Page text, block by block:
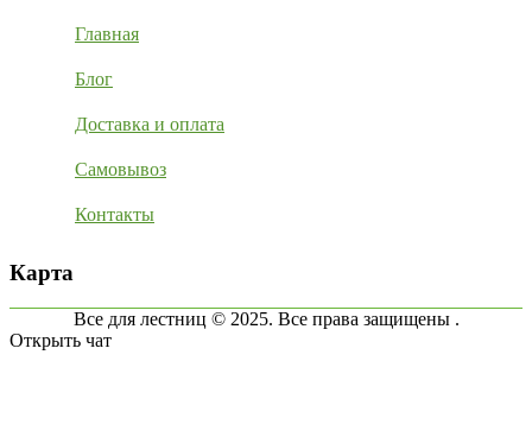
Главная
Блог
Доставка и оплата
Самовывоз
Контакты
Карта
Все для лестниц © 2025. Все права защищены .
Открыть чат